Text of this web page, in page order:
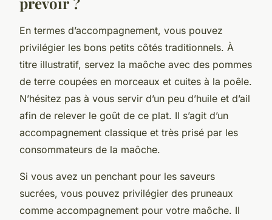
En termes d’accompagnement, vous pouvez
privilégier les bons petits côtés traditionnels. À
titre illustratif, servez la maôche avec des pommes
de terre coupées en morceaux et cuites à la poêle.
N’hésitez pas à vous servir d’un peu d’huile et d’ail
afin de relever le goût de ce plat. Il s’agit d’un
accompagnement classique et très prisé par les
consommateurs de la maôche.
Si vous avez un penchant pour les saveurs
sucrées, vous pouvez privilégier des pruneaux
comme accompagnement pour votre maôche. Il